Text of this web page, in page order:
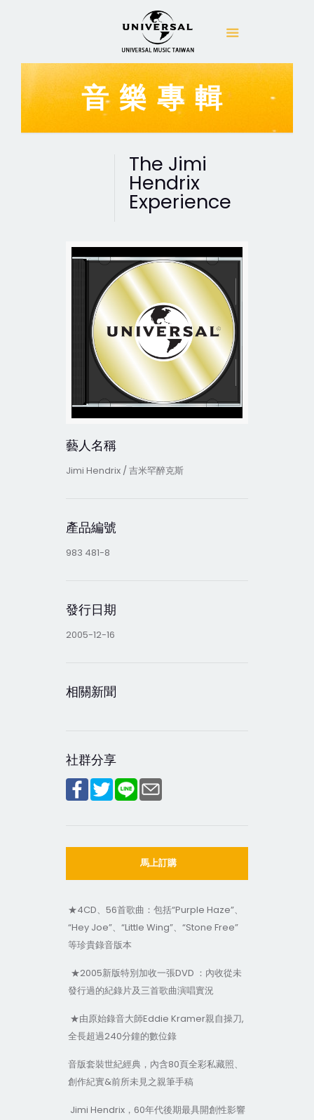
音樂專輯
The Jimi
Hendrix
Experience
藝人名稱
Jimi Hendrix / 吉米罕醉克斯
產品編號
983 481-8
發行日期
2005-12-16
相關新聞
社群分享
馬上訂購
★4CD、56首歌曲：包括“Purple Haze”、
“Hey Joe”、“Little Wing”、“Stone Free”
等珍貴錄音版本
★2005新版特別加收一張DVD ：內收從未
發行過的紀錄片及三首歌曲演唱實況
★由原始錄音大師Eddie Kramer親自操刀,
全長超過240分鐘的數位錄
音版套裝世紀經典，內含80頁全彩私藏照、
創作紀實&前所未見之親筆手稿
Jimi Hendrix，60年代後期最具開創性影響